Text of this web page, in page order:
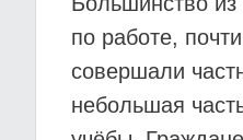
по работе,
совершали
небольшая